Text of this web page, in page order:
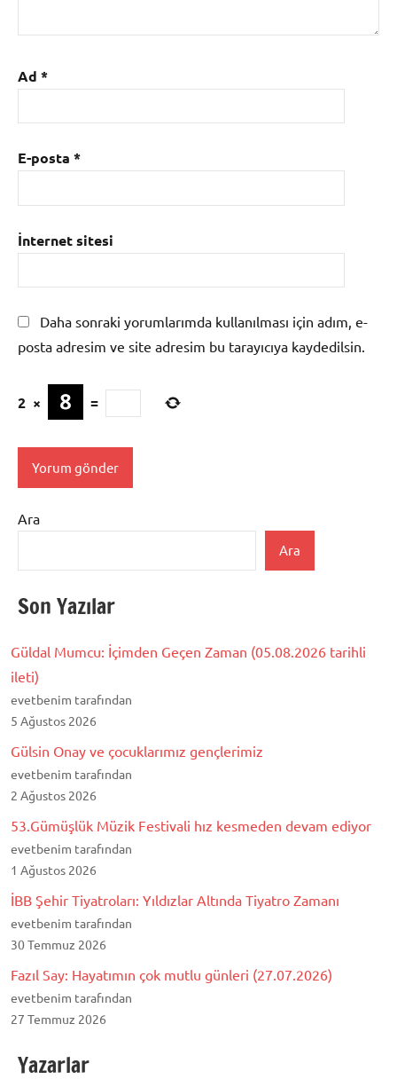
Ad *
E-posta *
İnternet sitesi
Daha sonraki yorumlarımda kullanılması için adım, e-
posta adresim ve site adresim bu tarayıcıya kaydedilsin.
2 × =
Ara
Ara
Son Yazılar
Güldal Mumcu: İçimden Geçen Zaman (05.08.2026 tarihli
ileti)
evetbenim tarafından
5 Ağustos 2026
Gülsin Onay ve çocuklarımız gençlerimiz
evetbenim tarafından
2 Ağustos 2026
53.Gümüşlük Müzik Festivali hız kesmeden devam ediyor
evetbenim tarafından
1 Ağustos 2026
İBB Şehir Tiyatroları: Yıldızlar Altında Tiyatro Zamanı
evetbenim tarafından
30 Temmuz 2026
Fazıl Say: Hayatımın çok mutlu günleri (27.07.2026)
evetbenim tarafından
27 Temmuz 2026
Yazarlar